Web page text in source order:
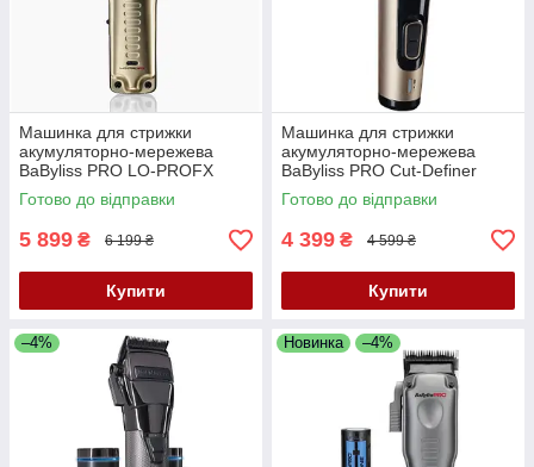
Машинка для стрижки
акумуляторно-мережева
BaByliss PRO LO-PROFX
Gold FX825GE
Готово до відправки
5 899 ₴ 6 199 ₴
Купити
Машинка для стрижки
акумуляторно-мережева
BaByliss PRO Cut-Definer
FX862E
Готово до відправки
4 399 ₴ 4 599 ₴
Купити
–4% Новинка –4%